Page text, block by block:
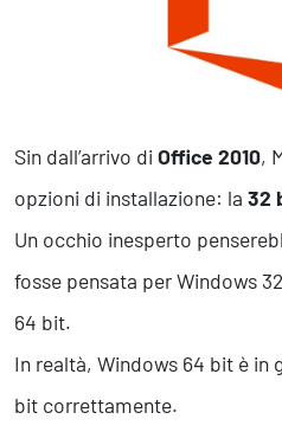
Collaborative Design
Europe
Digital
Modern Infrastructure
Produttività & Lavoro in Team
Sicurezza & Conformità
Sin dall’arrivo di Office 2010,
opzioni di installazione: la 32
Un occhio inesperto
fosse pensata per Windows
64 bit.
In realtà, Windows 64 bit è in
bit correttamente.